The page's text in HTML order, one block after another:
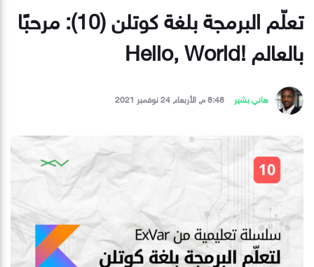
تعلّم البرمجة بلغة كوتلن (10): مرحبًا
بالعالم !Hello, World
هاني بشير 8:48 م, الأربعاء, 24 نوفمبر 2021